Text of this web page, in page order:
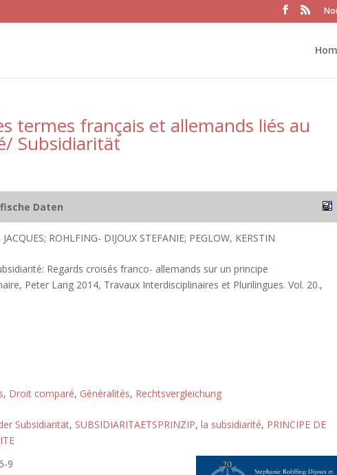
termes français et allemands liés au
Subsidiarität
Daten
JACQUES; ROHLFING- DIJOUX STEFANIE; PEGLOW, KERSTIN
Regards croisés franco- allemands sur un principe
Peter Lang 2014, Travaux Interdisciplinaires et Plurilingues. Vol. 20.,
, Droit comparé, Généralités, Rechtsvergleichung
Subsidiarität, SUBSIDIARITAETSPRINZIP, la subsidiarité, PRINCIPE DE
9